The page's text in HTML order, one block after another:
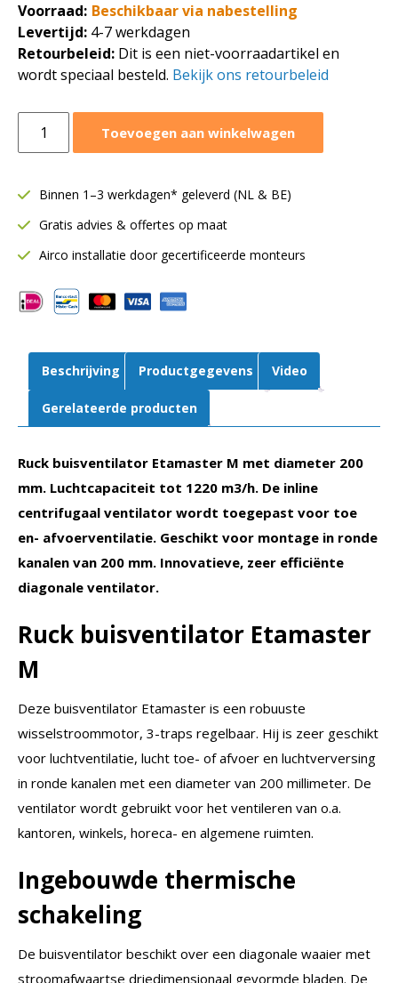
Voorraad: Beschikbaar via nabestelling
Levertijd: 4-7 werkdagen
Retourbeleid: Dit is een niet-voorraadartikel en
wordt speciaal besteld. Bekijk ons retourbeleid
buisventilator
M
mm
|
m3/h
|
traps
regelbaar
E2M
01
aantal
Toevoegen aan winkelwagen
Binnen 1–3 werkdagen* geleverd (NL & BE)
Gratis advies & offertes op maat
Airco installatie door gecertificeerde monteurs
Beschrijving Productgegevens Video
Gerelateerde producten
Ruck buisventilator Etamaster M met diameter 200
mm. Luchtcapaciteit tot 1220 m3/h. De inline
centrifugaal ventilator wordt toegepast voor toe
en- afvoerventilatie. Geschikt voor montage in ronde
kanalen van 200 mm. Innovatieve, zeer efficiënte
diagonale ventilator.
Ruck buisventilator Etamaster
M
Deze buisventilator Etamaster is een robuuste
wisselstroommotor, 3-traps regelbaar. Hij is zeer geschikt
voor luchtventilatie, lucht toe- of afvoer en luchtverversing
in ronde kanalen met een diameter van 200 millimeter. De
ventilator wordt gebruikt voor het ventileren van o.a.
kantoren, winkels, horeca- en algemene ruimten.
Ingebouwde thermische
schakeling
De buisventilator beschikt over een diagonale waaier met
stroomafwaartse driedimensionaal gevormde bladen. De